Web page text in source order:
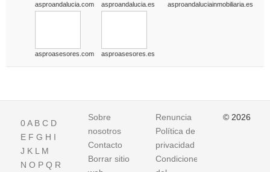
asproandalucia.com asproandalucia.es asproandaluciainmobiliaria.es
asproasesores.com asproasesores.es
0A B C D
E F G H I
J K L M
N O P Q R
Sobre
nosotros
Contacto
Borrar sitio
Renuncia
Política de
privacidad
Condiciones
© 2026